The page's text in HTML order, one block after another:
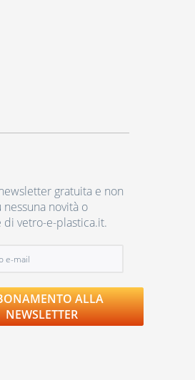
gratuita e non
novità o
vetro-e-plastica.it.
ALLA
NEWSLETTER